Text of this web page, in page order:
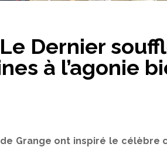
Dernier
à l’agonie
Grange ont inspiré le célèbre